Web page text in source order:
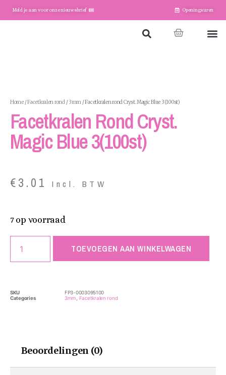
Meld je aan voor onze nieuwsbrief Openingsuren
Home/Facetkralen rond/3mm / Facetkralen rond Cryst. Magic Blue 3(100st)
Facetkralen Rond Cryst.
Magic Blue 3(100st)
€3.01 Incl. BTW
7 op voorraad
TOEVOEGEN AAN WINKELWAGEN
SKU
FP3-0003095100
Categories
3mm Facetkralen rond
Beoordelingen (0)